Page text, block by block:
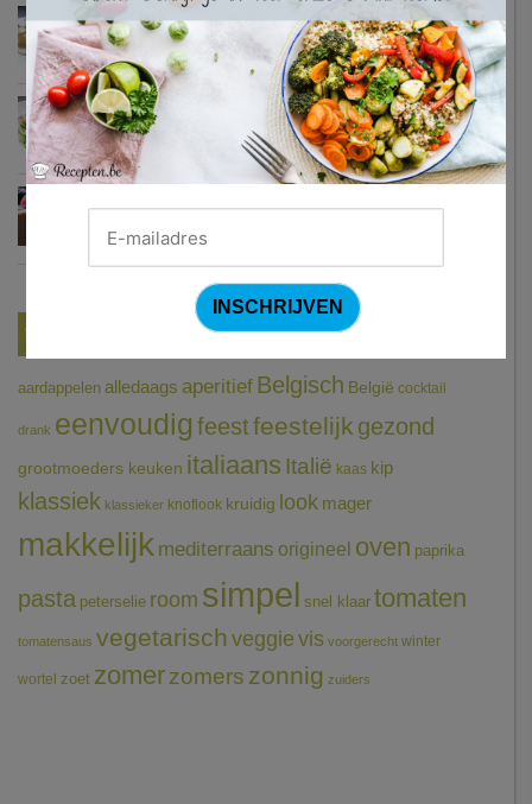
Zweedse gehaktballetjes
Courgetti met paprikasaus en halloumi (Sandra Bekkari)
Tags
aardappelen alledaags aperitief Belgisch België cocktail
drank eenvoudigfeestfeestelijk gezond
grootmoeders keuken italiaans Italië kaas kip
klassiek klassieker knoflook kruidig look mager
makkelijk mediterraans origineel oven paprika
pasta peterselie room simpel snel klaar tomaten
tomatensaus vegetarischveggie vis voorgerecht winter
wortel zoet zomerzomers zonnig zuiders